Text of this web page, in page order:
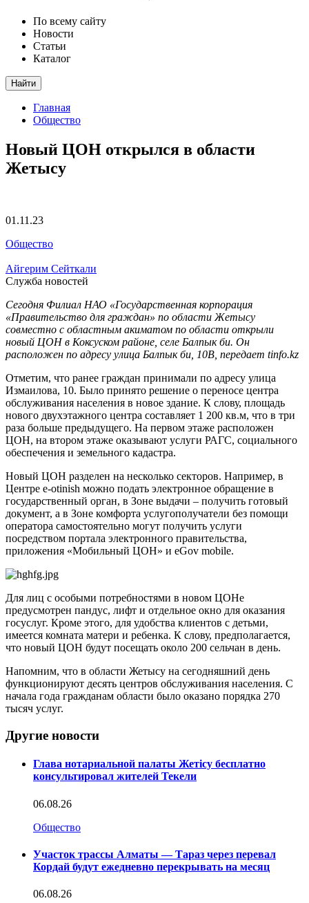
По всему сайту
Новости
Статьи
Каталог
Найти
Главная
Общество
Новый ЦОН открылся в области
Жетысу
01.11.23
Общество
Айгерим Сейткали
Служба новостей
Сегодня Филиал НАО «Государственная корпорация
«Правительство для граждан» по области Жетысу
совместно с областным акиматом по области открыли
новый ЦОН в Коксуском районе, селе Балпык би. Он
расположен по адресу улица Балпык би, 10В, передает tinfo.kz
Отметим, что ранее граждан принимали по адресу улица
Измаилова, 10. Было принято решение о переносе центра
обслуживания населения в новое здание. К слову, площадь
нового двухэтажного центра составляет 1 200 кв.м, что в три
раза больше предыдущего. На первом этаже расположен
ЦОН, на втором этаже оказывают услуги РАГС, социального
обеспечения и земельного кадастра.
Новый ЦОН разделен на несколько секторов. Например, в
Центре e-otinish можно подать электронное обращение в
государственный орган, в Зоне выдачи – получить готовый
документ, а в Зоне комфорта услугополучатели без помощи
оператора самостоятельно могут получить услуги
посредством портала электронного правительства,
приложения «Мобильный ЦОН» и eGov mobile.
Для лиц с особыми потребностями в новом ЦОНе
предусмотрен пандус, лифт и отдельное окно для оказания
госуслуг. Кроме этого, для удобства клиентов с детьми,
имеется комната матери и ребенка. К слову, предполагается,
что новый ЦОН будут посещать около 200 сельчан в день.
Напомним, что в области Жетысу на сегодняшний день
функционируют десять центров обслуживания населения. С
начала года гражданам области было оказано порядка 270
тысяч услуг.
Другие новости
Глава нотариальной палаты Жетісу бесплатно
консультировал жителей Текели
06.08.26
Общество
Участок трассы Алматы — Тараз через перевал
Кордай будут ежедневно перекрывать на месяц
06.08.26